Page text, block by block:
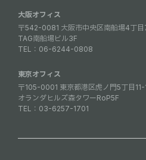
大阪オフィス
〒542-0081 大阪市中央区南船場4丁目
TAG南船場ビル3F
TEL： 06-6244-0808
東京オフィス
〒105-0001 東京都港区虎ノ門5丁目11-
オランダヒルズ森タワーRoP5F
TEL： 03-6257-1701